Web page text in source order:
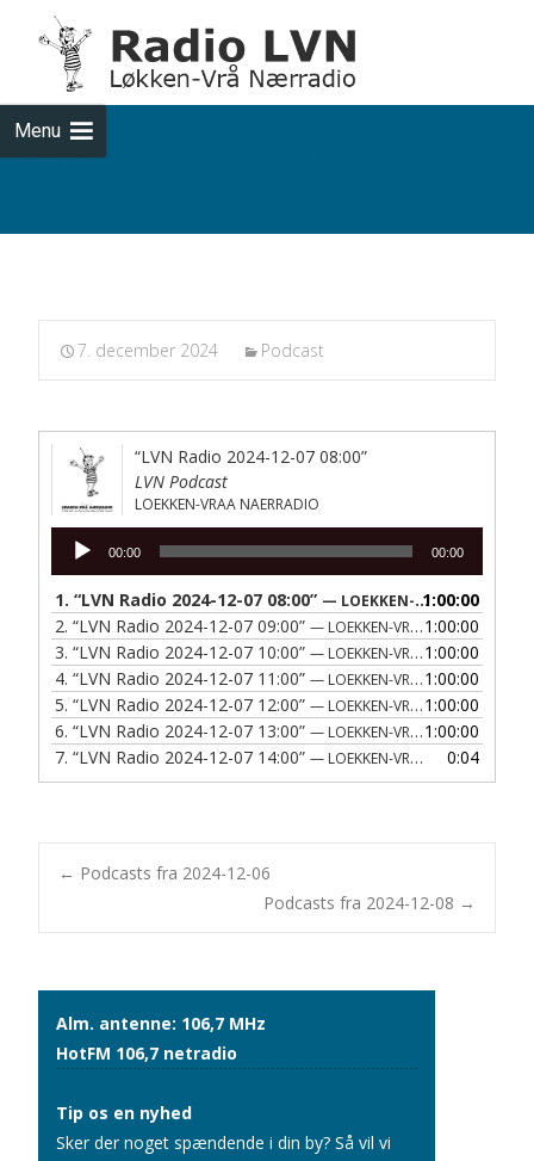
Menu
Podcasts fra 2024-12-07
7. december 2024 Podcast
“LVN Radio 2024-12-07 08:00”
LVN Podcast
LOEKKEN-VRAA NAERRADIO
Lydafspiller
00:00 00:00
1. “LVN Radio 2024-12-07 08:00” — LOEKKEN-VRAA NAERRADIO 1:00:00
2. “LVN Radio 2024-12-07 09:00” — LOEKKEN-VRAA NAERRADIO
1:00:00
3. “LVN Radio 2024-12-07 10:00” — LOEKKEN-VRAA NAERRADIO
1:00:00
4. “LVN Radio 2024-12-07 11:00” — LOEKKEN-VRAA NAERRADIO
1:00:00
5. “LVN Radio 2024-12-07 12:00” — LOEKKEN-VRAA NAERRADIO
1:00:00
6. “LVN Radio 2024-12-07 13:00” — LOEKKEN-VRAA NAERRADIO
1:00:00
7. “LVN Radio 2024-12-07 14:00” — LOEKKEN-VRAA NAERRADIO 0:04
Post
← Podcasts fra 2024-12-06
Podcasts fra 2024-12-08 →
Alm. antenne: 106,7 MHz
HotFM 106,7 netradio
Tip os en nyhed
Sker der noget spændende i din by? Så vil vi